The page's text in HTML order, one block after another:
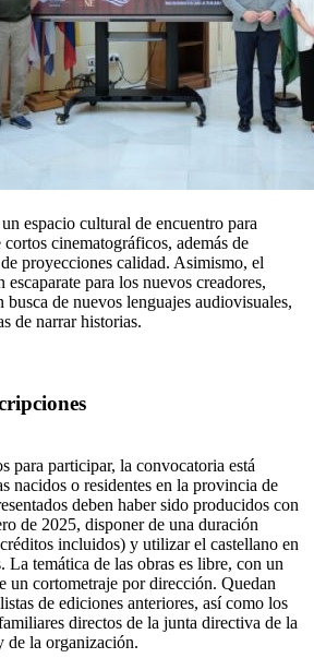
espacio cultural de encuentro para
cinematográficos, además de
proyecciones calidad. Asimismo, el
escaparate para los nuevos creadores,
de nuevos lenguajes audiovisuales,
de narrar historias.
para participar, la convocatoria está
nacidos o residentes en la provincia de
deben haber sido producidos con
de 2025, disponer de una duración
incluidos) y utilizar el castellano en
La temática de las obras es libre, con un
un cortometraje por dirección. Quedan
de ediciones anteriores, así como los
directos de la junta directiva de la
de la organización.